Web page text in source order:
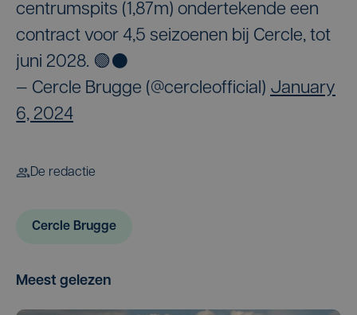
centrumspits (1,87m) ondertekende een
contract voor 4,5 seizoenen bij Cercle, tot
juni 2028. 🟢⚫️
— Cercle Brugge (@cercleofficial) January
6, 2024
De redactie
Cercle Brugge
Meest gelezen